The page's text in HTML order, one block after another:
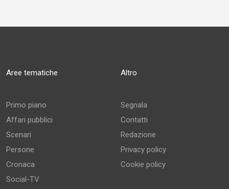
Aree tematiche
Primo piano
Affari pubblici
Scenari
Persone
Cronaca
Social-TV
Altro
Segnala
Contatti
Redazione
Privacy policy
Cookie policy